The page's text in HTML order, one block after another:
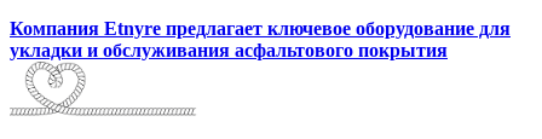
Компания Etnyre предлагает ключевое оборудование для
укладки и обслуживания асфальтового покрытия